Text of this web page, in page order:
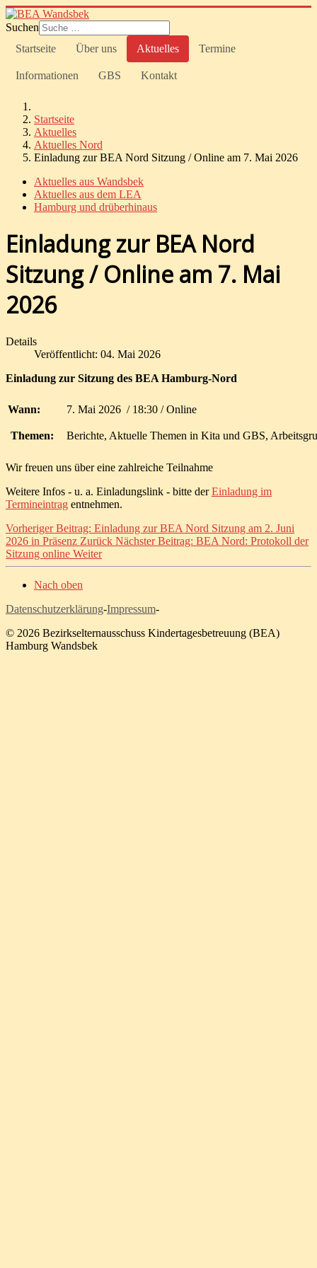
Suchen
Startseite
Über uns Aktuelles Termine
Informationen GBS Kontakt
Startseite
Aktuelles
Aktuelles Nord
Einladung zur BEA Nord Sitzung / Online am 7. Mai 2026
Aktuelles aus Wandsbek
Aktuelles aus dem LEA
Hamburg und drüberhinaus
Einladung zur BEA Nord
Sitzung / Online am 7. Mai
2026
Details
Veröffentlicht: 04. Mai 2026
Einladung zur Sitzung des BEA Hamburg-Nord
Wann: 7. Mai 2026 / 18:30 / Online
Themen: Berichte, Aktuelle Themen in Kita und GBS,
Wir freuen uns über eine zahlreiche Teilnahme
Weitere Infos - u. a. Einladungslink - bitte derEinladung im
Termineintrag entnehmen.
Vorheriger Beitrag: Einladung zur BEA Nord Sitzung am 2. Juni
2026 in Präsenz Zurück Nächster Beitrag: BEA Nord: Protokoll der
Sitzung online Weiter
Nach oben
Datenschutzerklärung-Impressum-
© 2026 Bezirkselternausschuss Kindertagesbetreuung (BEA)
Hamburg Wandsbek